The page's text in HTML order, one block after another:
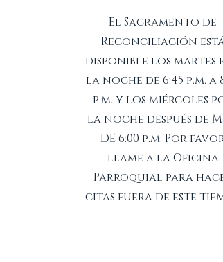
El Sacramento de
Reconciliación
disponible los martes
la noche de 6:45 p.m. a
p.m. y los miércoles
la noche después de
DE 6:00 p.m. Por
llame a la Oficina
Parroquial para
citas fuera de este